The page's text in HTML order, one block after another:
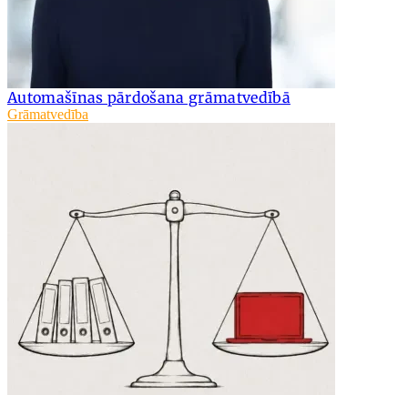
Automašīnas pārdošana grāmatvedībā
Grāmatvedība